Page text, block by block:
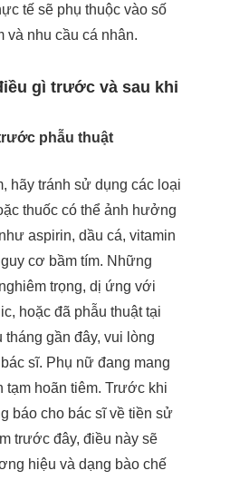
tế sẽ phụ thuộc vào số
và nhu cầu cá nhân.
gì trước và sau khi
phẫu thuật
hãy tránh sử dụng các loại
thuốc có thể ảnh hưởng
aspirin, dầu cá, vitamin
cơ bầm tím. Những
trọng, dị ứng với
hoặc đã phẫu thuật tại
tháng gần đây, vui lòng
sĩ. Phụ nữ đang mang
tạm hoãn tiêm. Trước khi
báo cho bác sĩ về tiền sử
trước đây, điều này sẽ
hiệu và dạng bào chế